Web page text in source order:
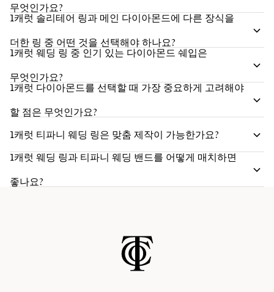
무엇인가요?
1캐럿 솔리테어 링과 메인 다이아몬드에 다른 장식을
더한 링 중 어떤 것을 선택해야 하나요?
1캐럿 웨딩 링 중 인기 있는 다이아몬드 쉐입은
무엇인가요?
1캐럿 다이아몬드를 선택할 때 가장 중요하게 고려해야
할 점은 무엇인가요?
1캐럿 티파니 웨딩 링은 맞춤 제작이 가능한가요?
1캐럿 웨딩 링과 티파니 웨딩 밴드를 어떻게 매치하면
좋나요?